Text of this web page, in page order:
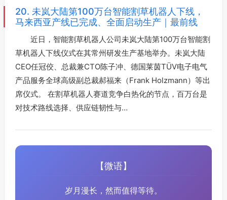
20. 未岚大陆第100万台智能割草机器人下线，
马来西亚产线已完成、全面启动生产｜最前线
近日，智能割草机器人公司未岚大陆第100万台智能割
草机器人下线仪式在其常州研发生产基地举办。未岚大陆
CEO任冠佼、总裁兼CTO陈子冲、德国莱茵TÜV电子电气
产品服务全球高级副总裁郝福来（Frank Holzmann）等出
席仪式。 在割草机器人赛道竞争白热化的节点，百万台是
对技术路线选择、供应链韧性与…
【微语】
岁月漫长，然而值得等待。